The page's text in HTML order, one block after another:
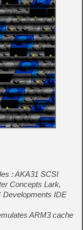
: AKA31 SCSI
Concepts Lark,
Developments IDE
ARM3 cache